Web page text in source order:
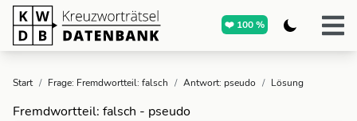
❤️ 100 %
Start / Frage: Fremdwortteil: falsch / Antwort: pseudo / Lösung
Fremdwortteil: falsch - pseudo